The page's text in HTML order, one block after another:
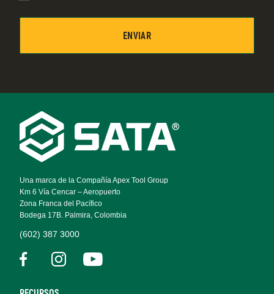
Footer
Navigation
Una marca de la Compañía Apex Tool Group
Km 6 Vía Cencar – Aeropuerto
Zona Franca del Pacífico
Bodega 17B. Palmira, Colombia
(602) 387 3000